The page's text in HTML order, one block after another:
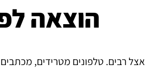
הוצאה
רבים. טלפונים מטרידים, מכתבים